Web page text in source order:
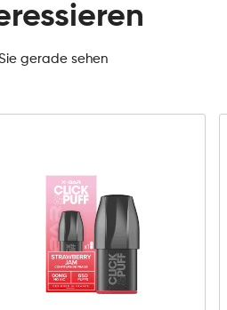
gerade sehen